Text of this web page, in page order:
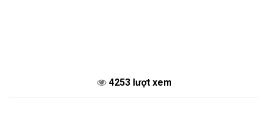
4253 lượt xem